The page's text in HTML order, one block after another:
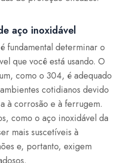
aço inoxidável
fundamental determinar o
que você está usando. O
como o 304, é adequado
cotidianos devido
à corrosão e à ferrugem.
como o aço inoxidável da
mais suscetíveis à
e, portanto, exigem